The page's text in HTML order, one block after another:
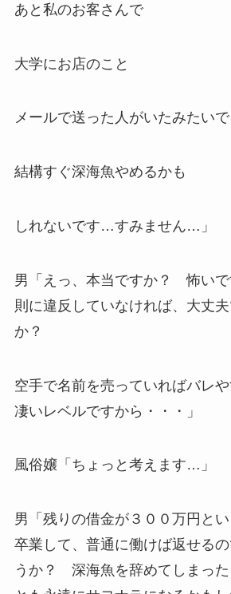
あと私のお客さんで
大学にお店のこと
メールで送った人がいたみたいで
結構すぐ深海魚やめるかも
しれないです…すみません…」
男「えっ、本当ですか？ 怖いで
則に違反していなければ、大丈
か？
空手で名前を売っていればバレや
凄いレベルですから・・・」
風俗嬢「ちょっと考えます…」
男「残りの借金が３００万円とい
卒業して、普通に働けば返せる
うか？ 深海魚を辞めてしまっ